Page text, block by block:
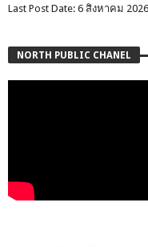
Last Post Date: 6 สิงหาคม 2026
NORTH PUBLIC CHANEL